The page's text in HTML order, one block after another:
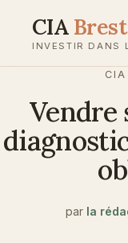
CIA Brest
INVESTIR DANS
CIA
Vendre
par la